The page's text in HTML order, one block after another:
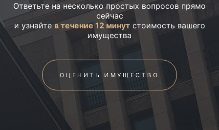
Ответьте на несколько простых вопросов прямо
сейчас
и узнайтев течение 12 минутстоимость вашего
имущества
ОЦЕНИТЬ ИМУЩЕСТВО